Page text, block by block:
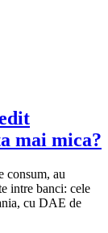
mai mica?
consum, au
intre banci: cele
cu DAE de